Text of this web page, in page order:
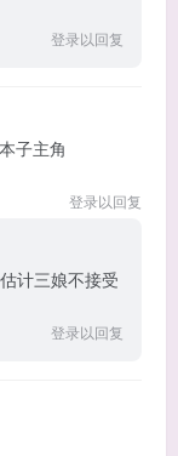
登录以回复
子主角
登录以回复
计三娘不接受
登录以回复